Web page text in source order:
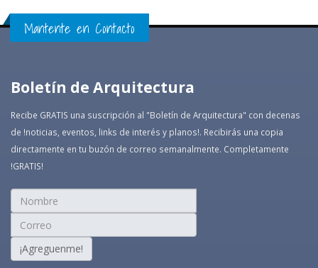
Mantente en Contacto
Boletín de Arquitectura
Recibe GRATIS una suscripción al "Boletín de Arquitectura" con decenas
de !noticias, eventos, links de interés y planos!. Recibirás una copia
directamente en tu buzón de correo semanalmente. Completamente
!GRATIS!
¡Agreguenme!